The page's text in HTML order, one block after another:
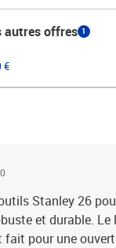
autres offres 1
€
Stanley 26
et durable. Le
fait pour une